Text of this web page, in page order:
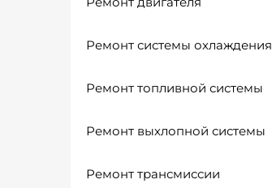
Ремонт системы охлаждения
Ремонт топливной системы
Ремонт выхлопной системы
Ремонт трансмиссии